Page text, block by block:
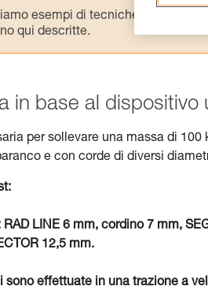
esempi di tecniche relative
qui descritte.
in base al
per sollevare una massa di
e con corde di diversi
LINE 6 mm, cordino 7 mm,
12,5 mm.
sono effettuate in una trazione a